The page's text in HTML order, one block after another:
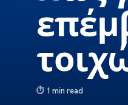
1 min read